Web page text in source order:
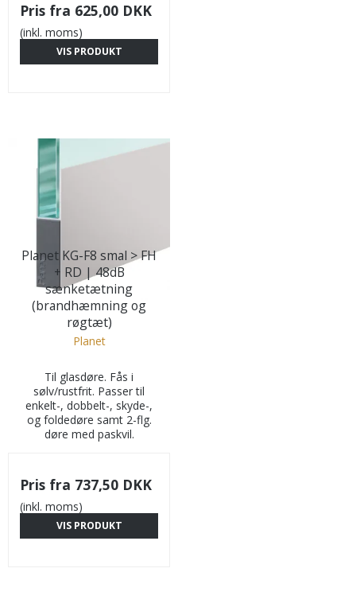
Pris fra 625,00 DKK
(inkl. moms)
VIS PRODUKT
Planet KG-F8 smal > FH
+ RD | 48dB
sænketætning
(brandhæmning og
røgtæt)
Planet
Til glasdøre. Fås i
sølv/rustfrit. Passer til
enkelt-, dobbelt-, skyde-,
og foldedøre samt 2-flg.
døre med paskvil.
Pris fra 737,50 DKK
(inkl. moms)
VIS PRODUKT